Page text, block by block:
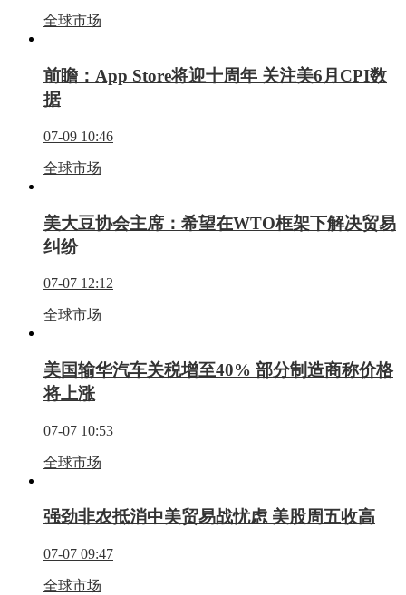
全球市场
前瞻：App Store将迎十周年 关注美6月CPI数
据
07-09 10:46
全球市场
美大豆协会主席：希望在WTO框架下解决贸易
纠纷
07-07 12:12
全球市场
美国输华汽车关税增至40% 部分制造商称价格
将上涨
07-07 10:53
全球市场
强劲非农抵消中美贸易战忧虑 美股周五收高
07-07 09:47
全球市场